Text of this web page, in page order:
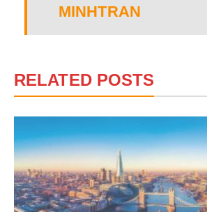
MINHTRAN
RELATED POSTS